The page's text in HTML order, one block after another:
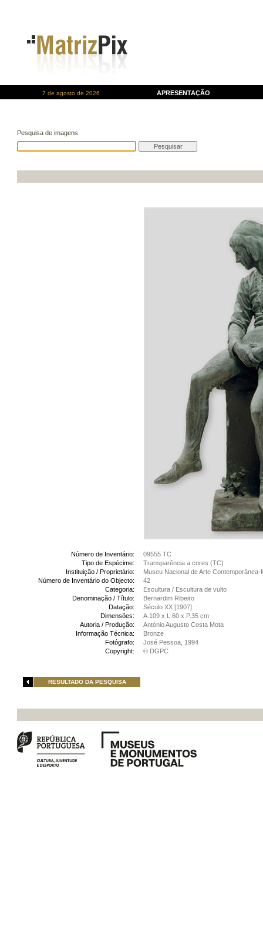
7 de agosto de 2026 APRESENTAÇÃO
Pesquisa de imagens
Número de Inventário:
09555 TC
Tipo de Espécime:
Transparência a cores (TC)
Instituição / Proprietário:
Museu Nacional de Arte Contemporânea-
Número de Inventário do Objecto:
42
Categoria:
Escultura / Escultura de vulto
Denominação / Título:
Bernardim Ribeiro
Datação:
Século XX [1907]
Dimensões:
A.109 x L.60 x P.35 cm
Autoria / Produção:
António Augusto Costa Mota
Informação Técnica:
Bronze
Fotógrafo:
José Pessoa, 1994
Copyright:
© DGPC
RESULTADO DA PESQUISA